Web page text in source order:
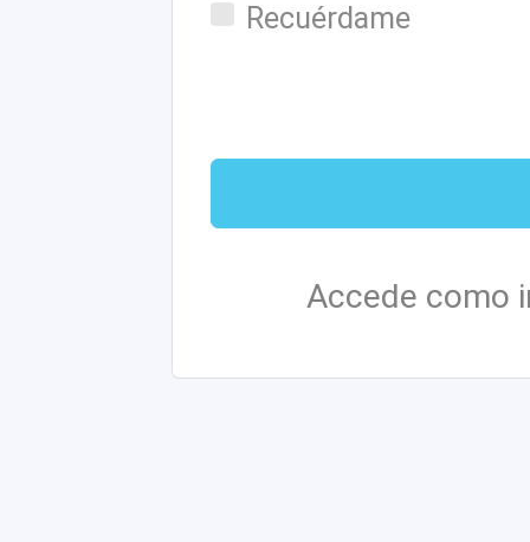
Recuérdame
Accede como